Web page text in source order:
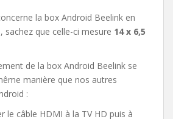
la box Android Beelink en
sachez que celle-ci mesure 14 x 6,5
de la box Android Beelink se
manière que nos autres
:
le câble HDMI à la TV HD puis à